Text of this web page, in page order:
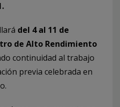
del 4 al 11 de
de Alto Rendimiento
continuidad al trabajo
previa celebrada en